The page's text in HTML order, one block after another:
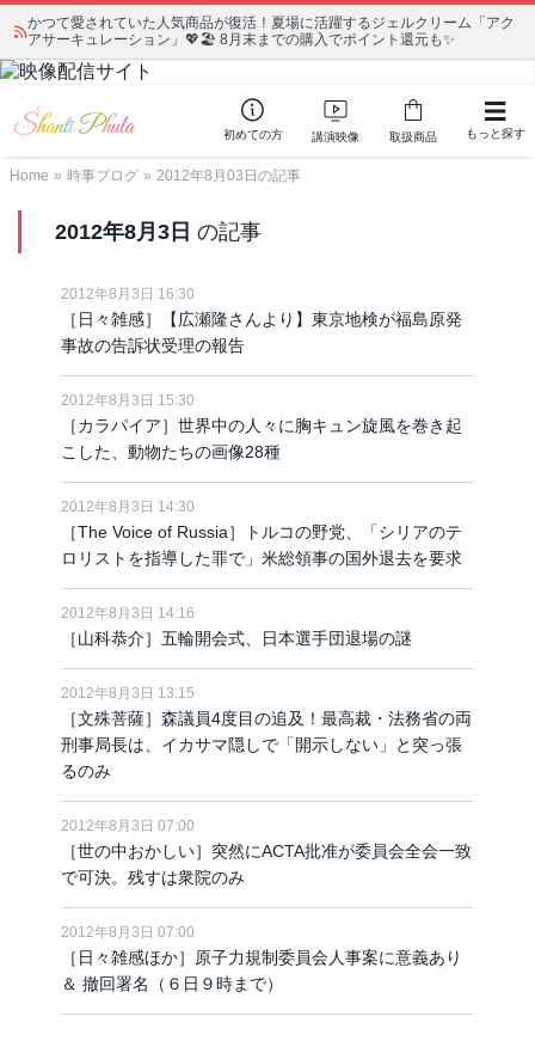
かつて愛されていた人気商品が復活！夏場に活躍するジェルクリーム「アク
アサーキュレーション」💖🏖️ 8月末までの購入でポイント還元も✨
初めての方 講演映像 取扱商品 もっと探す
Home » 時事ブログ » 2012年8月03日の記事
2012年8月3日 の記事
2012年8月3日 16:30
［日々雑感］【広瀬隆さんより】東京地検が福島原発
事故の告訴状受理の報告
2012年8月3日 15:30
［カラパイア］世界中の人々に胸キュン旋風を巻き起
こした、動物たちの画像28種
2012年8月3日 14:30
［The Voice of Russia］トルコの野党、「シリアのテ
ロリストを指導した罪で」米総領事の国外退去を要求
2012年8月3日 14:16
［山科恭介］五輪開会式、日本選手団退場の謎
2012年8月3日 13:15
［文殊菩薩］森議員4度目の追及！最高裁・法務省の両
刑事局長は、イカサマ隠しで「開示しない」と突っ張
るのみ
2012年8月3日 07:00
［世の中おかしい］突然にACTA批准が委員会全会一致
で可決。残すは衆院のみ
2012年8月3日 07:00
［日々雑感ほか］原子力規制委員会人事案に意義あり
＆ 撤回署名（６日９時まで）